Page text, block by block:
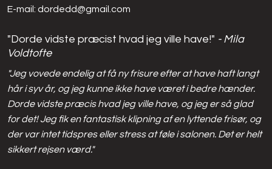
E-mail: ​dordedd@gmail.com
"Dorde vidste præcist hvad jeg ville have!" ​ - Mila
Voldtofte
"Jeg vovede endelig at få ny frisure efter at have haft langt
hår i syv år, og jeg kunne ikke have været i bedre hænder.
Dorde vidste præcis hvad jeg ville have, og jeg er så glad
for det! Jeg fik en fantastisk klipning af en lyttende frisør, og
der var intet tidspres eller stress at føle i salonen. Det er helt
sikkert rejsen værd."